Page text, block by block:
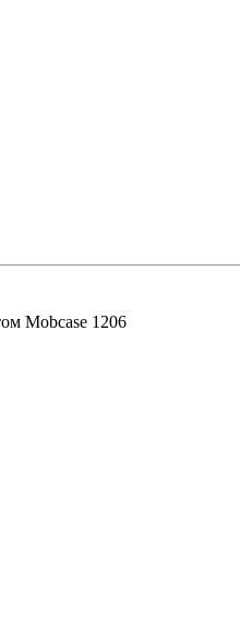
Mobcase 1206